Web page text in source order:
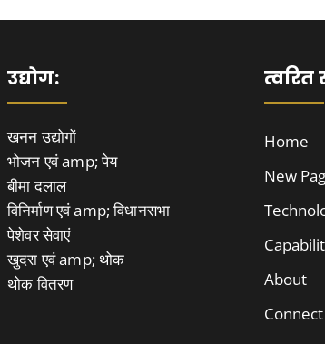
उद्योग:
खनन उद्योगों
भोजन एवं amp; पेय
बीमा दलाल
विनिर्माण एवं amp; विधानसभा
पेशेवर सेवाएं
खुदरा एवं amp; थोक
थोक वितरण
Home
New
About
Connect